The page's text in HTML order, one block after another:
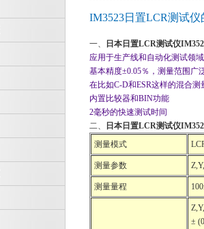
IM3523日置LCR测试
一、 日本 日置LCR测试仪
应用于生产线和自动化测试领
基本精度±0.05％，测量范围广
在比如C-D和ESR这样的混合
内置比较器和BIN功能
2毫秒的快速测试时间
二、
日本 日置LCR测试仪
测量模式
测量参数
测量量程
±